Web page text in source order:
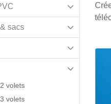
sacs
volets
volets